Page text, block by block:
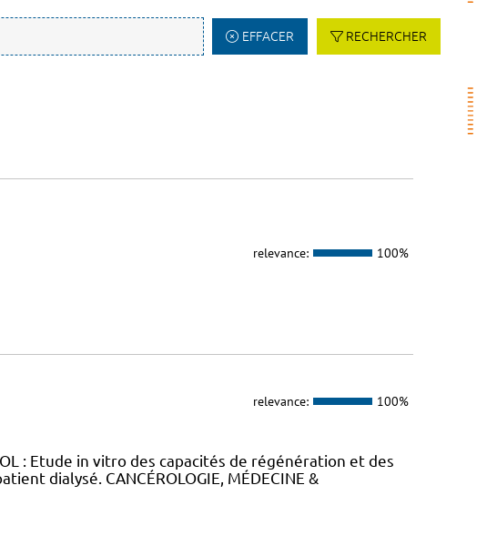
EFFACER RECHERCHER
relevance: 100%
relevance: 100%
: Etude in vitro des capacités de régénération et des
dialysé. CANCÉROLOGIE, MÉDECINE &